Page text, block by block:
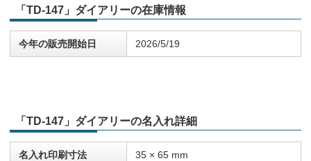
「TD-147」ダイアリーの在庫情報
今年の販売開始日 2026/5/19
「TD-147」ダイアリーの名入れ詳細
名入れ印刷寸法 35 × 65 mm